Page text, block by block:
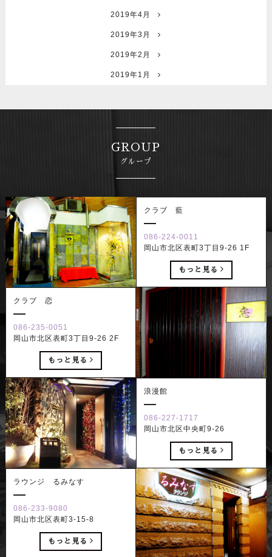
2019年4月
2019年3月
2019年2月
2019年1月
GROUP
グループ
クラブ 藍
086-224-0011
岡山市北区表町3丁目9-26 1F
もっと見る
クラブ 恋
086-235-0051
岡山市北区表町3丁目9-26 2F
もっと見る
浪漫館
086-227-1717
岡山市北区中央町9-26
もっと見る
ラウンジ るみなす
086-233-9080
岡山市北区表町3-15-8
もっと見る